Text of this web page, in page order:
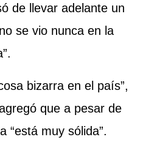
de llevar adelante un
se vio nunca en la
bizarra en el país”,
que a pesar de
“está muy sólida”.